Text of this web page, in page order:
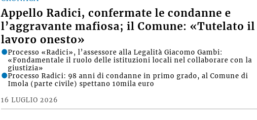
Appello Radici, confermate le condanne e
l’aggravante mafiosa; il Comune: «Tutelato il
lavoro onesto»
16 LUGLIO 2026
Processo «Radici», l’assessore alla Legalità Giacomo Gambi:
«Fondamentale il ruolo delle istituzioni locali nel collaborare con la
giustizia»
Processo Radici: 98 anni di condanne in primo grado, al Comune di
Imola (parte civile) spettano 10mila euro